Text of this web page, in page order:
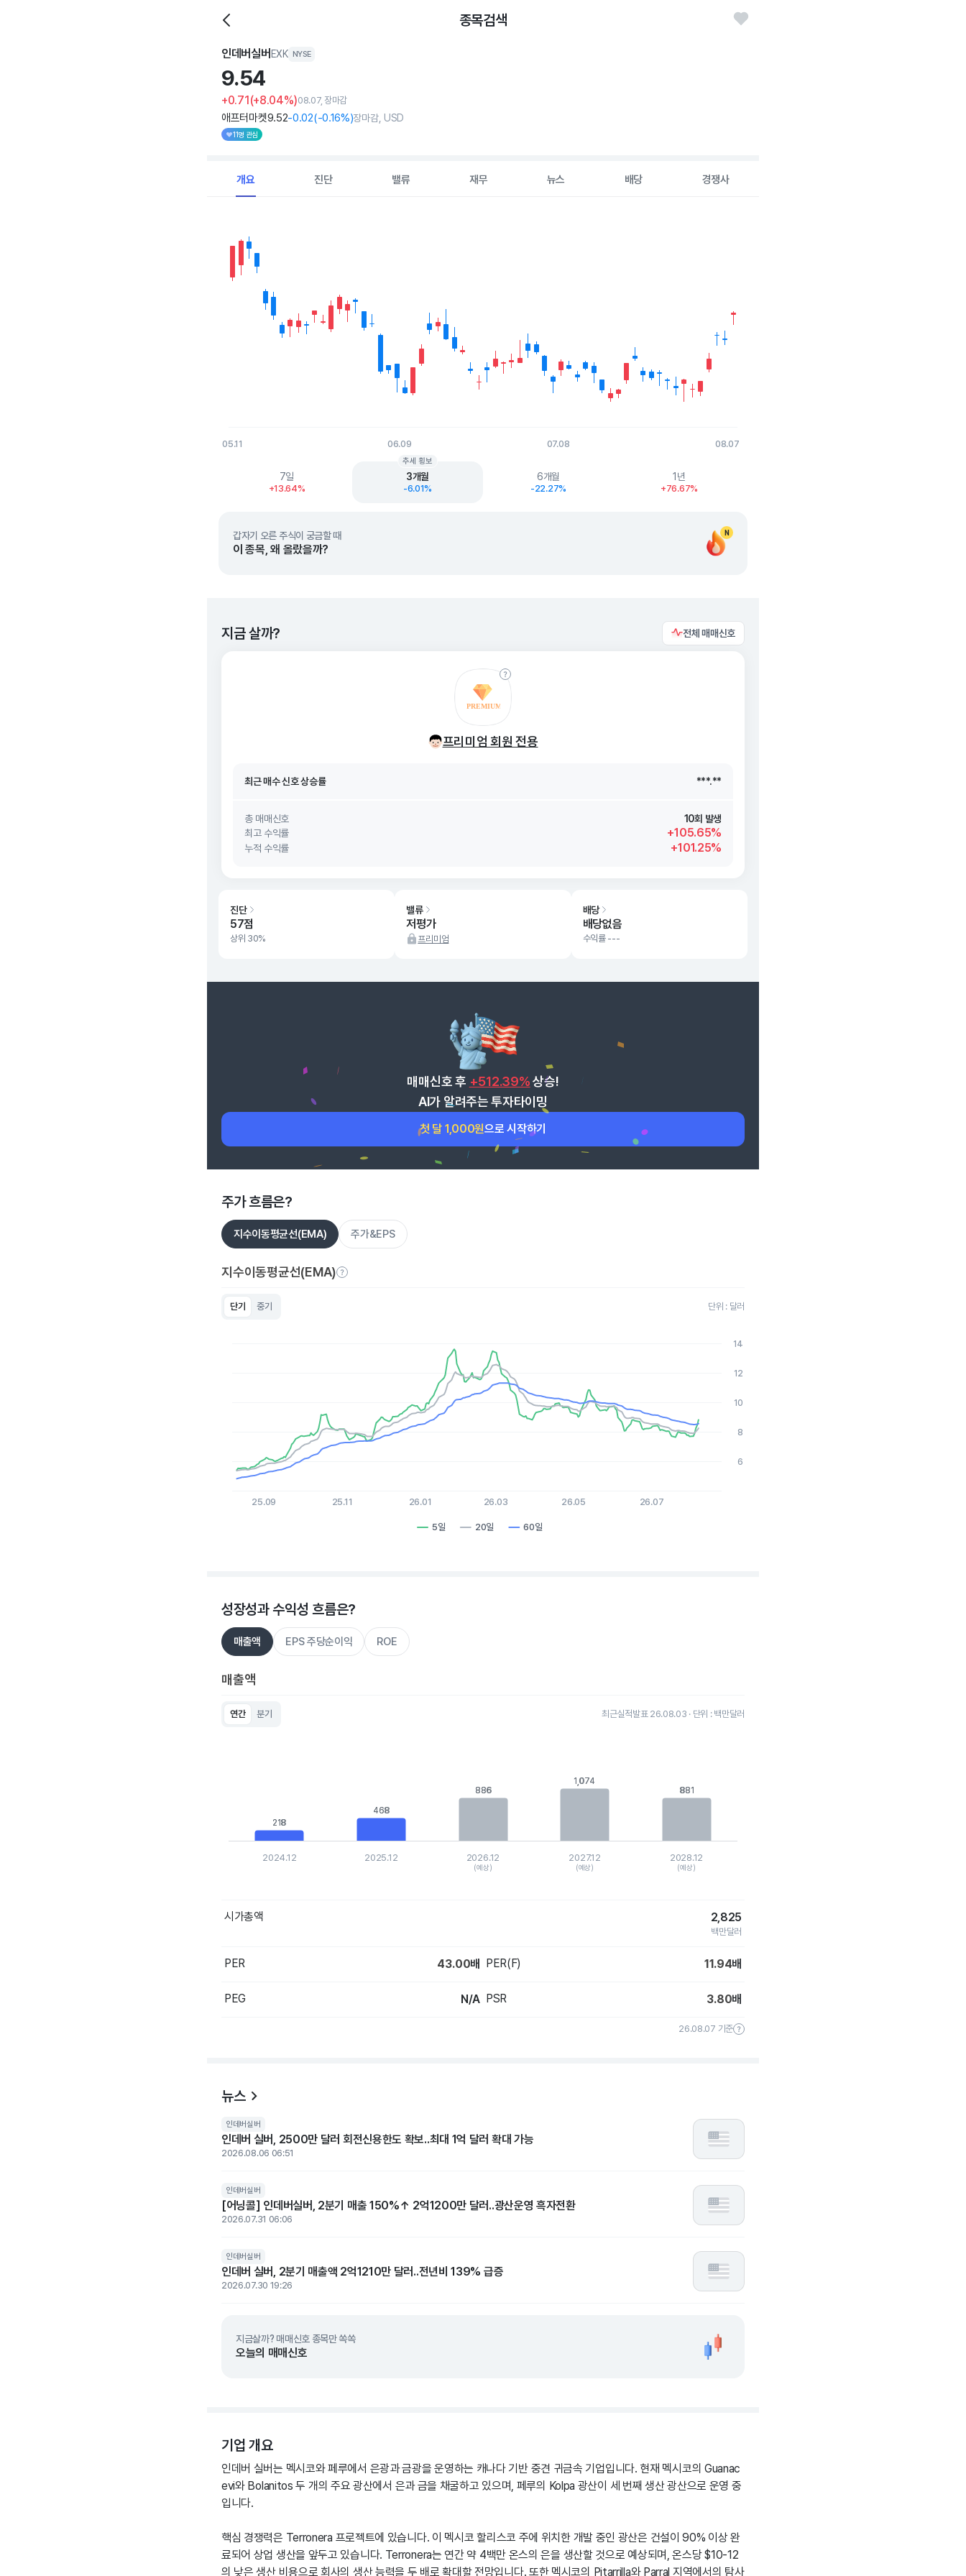
종목검색
인데버실버 EXK NYSE
9.54
+0.71(+8.04%)08.07, 장마감
애프터마켓9.52-0.02(-0.16%)장마감, USD
11명 관심
개요 진단 밸류 재무 뉴스 배당 경쟁사
View as data table, Chart
The chart has 1 X axis displaying Time. Data ranges from 2026-05-11 00:00:00 to 2026-08-07 00:00:00.
The chart has 1 Y axis displaying values. Data ranges from 7.175 to 11.595.
05.11 06.09 07.08 08.07
7일
+13.64%
3개월
-6.01%
추세 횡보
6개월
-22.27%
1년
+76.67%
N
갑자기 오른 주식이 궁금할 때
이 종목, 왜 올랐을까?
지금 살까? 전체 매매신호
프리미엄 회원 전용
총 매매신호
10회 발생
최고 수익률
+105.65%
누적 수익률 +101.25%
진단
57점
상위 30%
밸류
저평가
프리미엄
배당
배당없음
수익률 ---
매매신호 후 +512.39% 상승!
AI가 알려주는 투자타이밍
첫 달 1,000원으로 시작하기
주가 흐름은?
지수이동평균선(EMA) 주가&EPS
지수이동평균선(EMA)
단기 중기 단위 : 달러
The chart has 1 X axis displaying Time. Data ranges from 2025-08-10 15:00:00 to 2026-08-06 15:00:00.
The chart has 1 Y axis displaying values. Data ranges from 4.81 to 13.6.
5일 20일 60일
25.09 25.11 26.01 26.03 26.05 26.07
6
8
10
12
14
성장성과 수익성 흐름은?
매출액 EPS 주당순이익 ROE
매출액
연간 분기 최근실적발표 26.08.03 · 단위 : 백만달러
The chart has 1 Y axis displaying values. Data ranges from 217.6 to 1073.79599.
218
218
468
468
886
886
1,074
1,074
881
881
2024.12 2025.12 2026.12
(예상)
2027.12
(예상)
2028.12
(예상)
시가총액 2,825
백만달러
PER 43.00배 PER(F) 11.94배
PEG N/A PSR 3.80배
26.08.07 기준
뉴스
인데버실버
인데버 실버, 2500만 달러 회전신용한도 확보..최대 1억 달러 확대 가능
2026.08.06 06:51
인데버실버
[어닝콜] 인데버실버, 2분기 매출 150%↑ 2억1200만 달러..광산운영 흑자전환
2026.07.31 06:06
인데버실버
인데버 실버, 2분기 매출액 2억1210만 달러..전년비 139% 급증
2026.07.30 19:26
지금살까? 매매신호 종목만 쏙쏙
오늘의 매매신호
기업 개요
인데버 실버는 멕시코와 페루에서 은광과 금광을 운영하는 캐나다 기반 중견 귀금속 기업입니다. 현재 멕시코의 Guanac
evi와 Bolanitos 두 개의 주요 광산에서 은과 금을 채굴하고 있으며, 페루의 Kolpa 광산이 세 번째 생산 광산으로 운영 중
입니다.
핵심 경쟁력은 Terronera 프로젝트에 있습니다. 이 멕시코 할리스코 주에 위치한 개발 중인 광산은 건설이 90% 이상 완
료되어 상업 생산을 앞두고 있습니다. Terronera는 연간 약 4백만 온스의 은을 생산할 것으로 예상되며, 온스당 $10-12
의 낮은 생산 비용으로 회사의 생산 능력을 두 배로 확대할 전망입니다. 또한 멕시코의 Pitarrilla와 Parral 지역에서의 탐사